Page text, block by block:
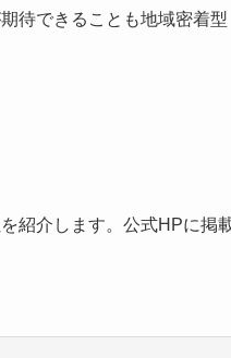
待できることも地域密着型
紹介します。公式HPに掲